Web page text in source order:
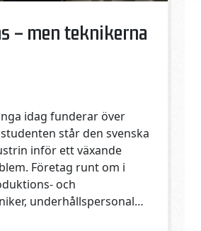
– men teknikerna
idag funderar över
står den svenska
inför ett växande
Företag runt om i
och
underhållspersonal